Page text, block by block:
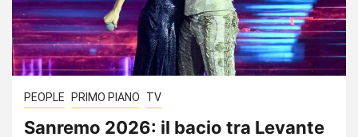
PEOPLE PRIMO PIANO TV
Sanremo 2026: il bacio tra Levante